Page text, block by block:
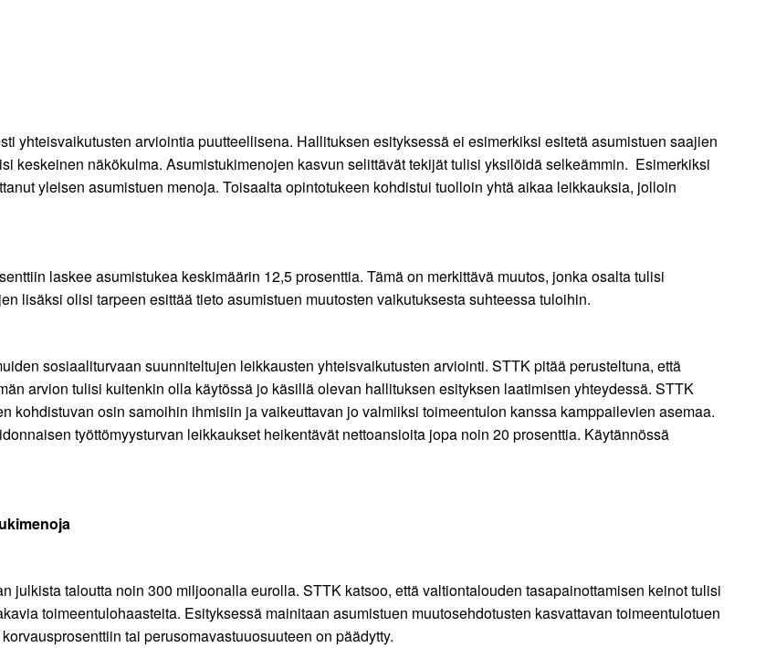
yhteisvaikutusten arviointia puutteellisena. Hallituksen esityksessä ei esimerkiksi esitetä asumistuen saajien
keskeinen näkökulma. Asumistukimenojen kasvun selittävät tekijät tulisi yksilöidä selkeämmin. Esimerkiksi
yleisen asumistuen menoja. Toisaalta opintotukeen kohdistui tuolloin yhtä aikaa leikkauksia, jolloin
laskee asumistukea keskimäärin 12,5 prosenttia. Tämä on merkittävä muutos, jonka osalta tulisi
lisäksi olisi tarpeen esittää tieto asumistuen muutosten vaikutuksesta suhteessa tuloihin.
sosiaaliturvaan suunniteltujen leikkausten yhteisvaikutusten arviointi. STTK pitää perusteltuna, että
arvion tulisi kuitenkin olla käytössä jo käsillä olevan hallituksen esityksen laatimisen yhteydessä. STTK
kohdistuvan osin samoihin ihmisiin ja vaikeuttavan jo valmiiksi toimeentulon kanssa kamppailevien asemaa.
työttömyysturvan leikkaukset heikentävät nettoansioita jopa noin 20 prosenttia. Käytännössä
julkista taloutta noin 300 miljoonalla eurolla. STTK katsoo, että valtiontalouden tasapainottamisen keinot tulisi
toimeentulohaasteita. Esityksessä mainitaan asumistuen muutosehdotusten kasvattavan toimeentulotuen
tai perusomavastuuosuuteen on päädytty.